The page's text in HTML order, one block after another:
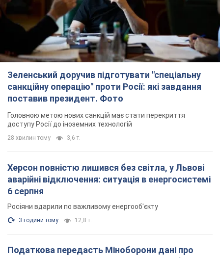
Зеленський доручив підготувати "спеціальну
санкційну операцію" проти Росії: які завдання
поставив президент. Фото
Головною метою нових санкцій має стати перекриття
доступу Росії до іноземних технологій
28 хвилин тому 3,6 т.
Херсон повністю лишився без світла, у Львові
аварійні відключення: ситуація в енергосистемі
6 серпня
Росіяни вдарили по важливому енергооб'єкту
3 години тому 12,8 т.
Податкова передасть Міноборони дані про